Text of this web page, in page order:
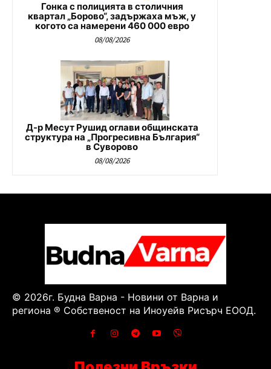
Гонка с полицията в столичния
квартал „Борово“, задържаха мъж, у
когото са намерени 460 000 евро
08/08/2026
Д-р Месут Рушид оглави общинската
структура на „Прогресивна България“
в Суворово
08/08/2026
© 2026г. Будна Варна - Новини от Варна и
региона ® Собственост на Иноуейв Рисърч ЕООД.